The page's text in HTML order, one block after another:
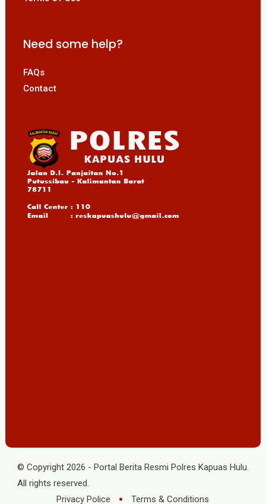
Need some help?
FAQs
Contact
© Copyright 2026 - Portal Berita Resmi Polres Kapuas Hulu.
All rights reserved.
Privacy Police
Terms & Conditions